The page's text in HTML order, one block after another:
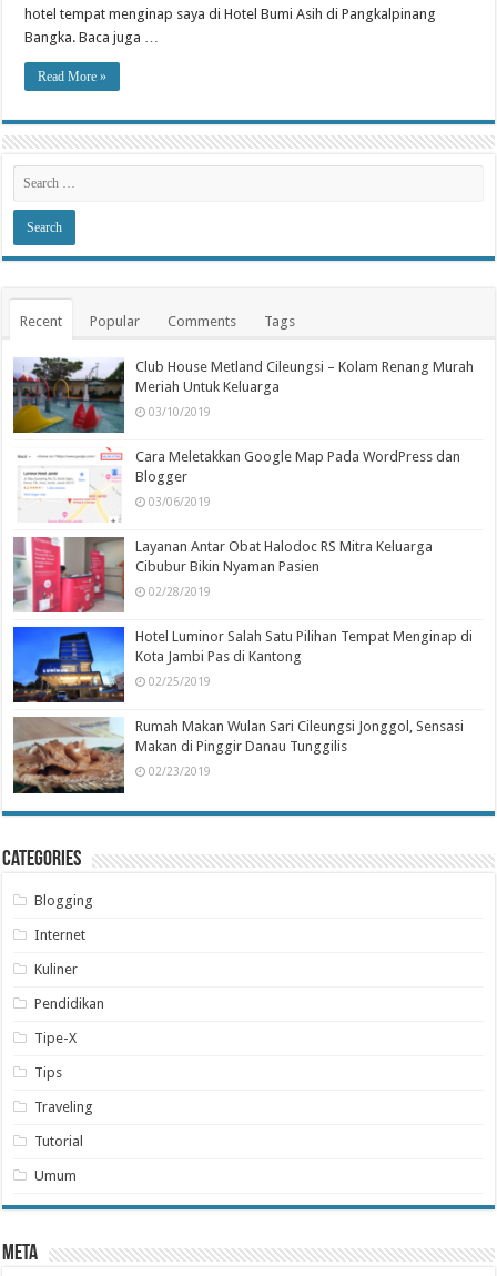
hotel tempat menginap saya di Hotel Bumi Asih di Pangkalpinang
Bangka. Baca juga …
Read More »
Recent Popular Comments Tags
Club House Metland Cileungsi – Kolam Renang Murah
Meriah Untuk Keluarga
03/10/2019
Cara Meletakkan Google Map Pada WordPress dan
Blogger
03/06/2019
Layanan Antar Obat Halodoc RS Mitra Keluarga
Cibubur Bikin Nyaman Pasien
02/28/2019
Hotel Luminor Salah Satu Pilihan Tempat Menginap di
Kota Jambi Pas di Kantong
02/25/2019
Rumah Makan Wulan Sari Cileungsi Jonggol, Sensasi
Makan di Pinggir Danau Tunggilis
02/23/2019
Categories
Blogging
Internet
Kuliner
Pendidikan
Tipe-X
Tips
Traveling
Tutorial
Umum
Meta